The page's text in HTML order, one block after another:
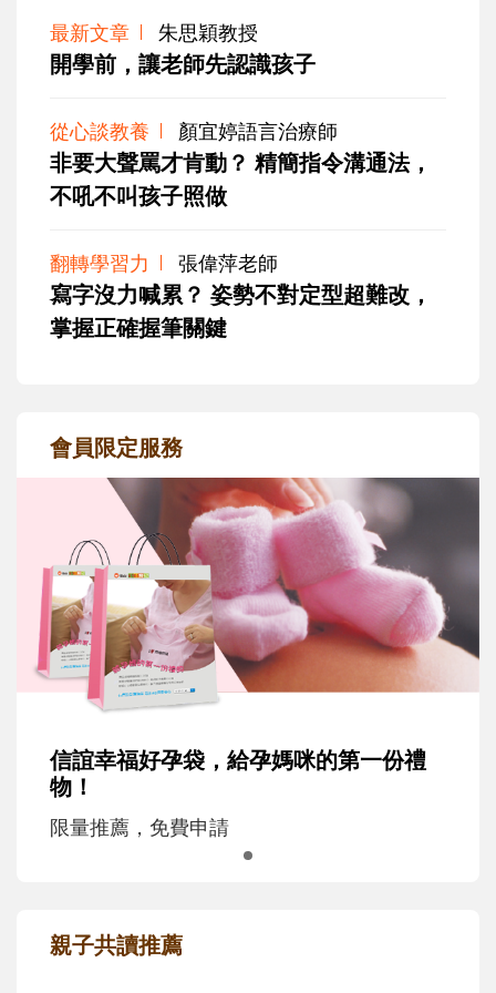
最新文章 朱思穎教授
開學前，讓老師先認識孩子
從心談教養 顏宜婷語言治療師
非要大聲罵才肯動？ 精簡指令溝通法，
不吼不叫孩子照做
翻轉學習力 張偉萍老師
寫字沒力喊累？ 姿勢不對定型超難改，
掌握正確握筆關鍵
會員限定服務
信誼幸福好孕袋，給孕媽咪的第一份禮
物！
限量推薦，免費申請
親子共讀推薦